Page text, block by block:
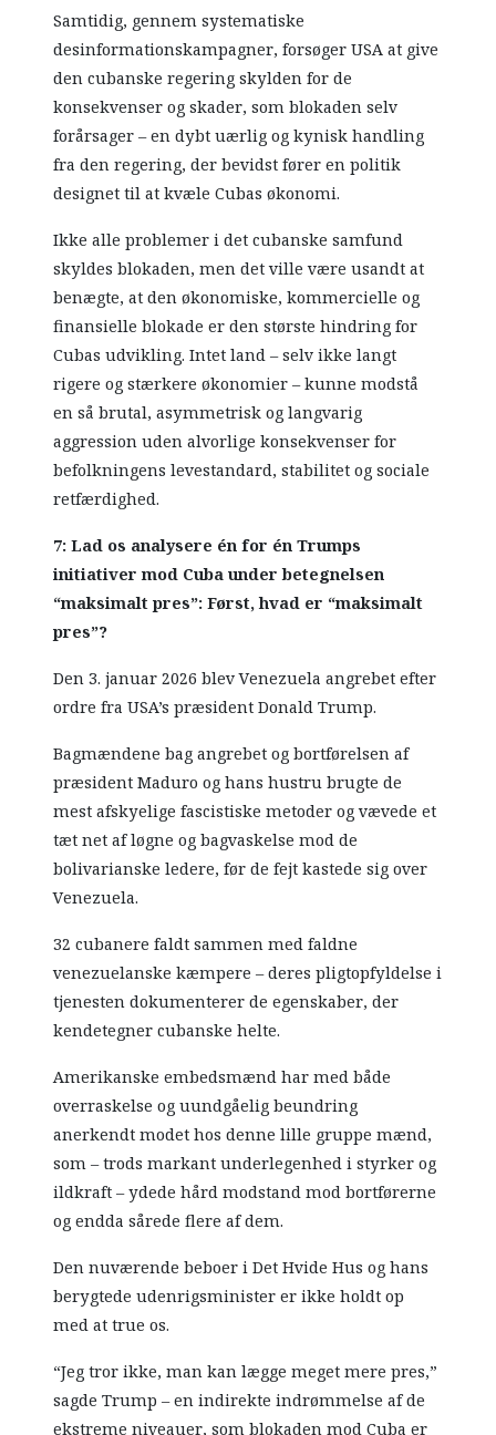
Samtidig, gennem systematiske
desinformationskampagner, forsøger USA at give
den cubanske regering skylden for de
konsekvenser og skader, som blokaden selv
forårsager – en dybt uærlig og kynisk handling
fra den regering, der bevidst fører en politik
designet til at kvæle Cubas økonomi.
Ikke alle problemer i det cubanske samfund
skyldes blokaden, men det ville være usandt at
benægte, at den økonomiske, kommercielle og
finansielle blokade er den største hindring for
Cubas udvikling. Intet land – selv ikke langt
rigere og stærkere økonomier – kunne modstå
en så brutal, asymmetrisk og langvarig
aggression uden alvorlige konsekvenser for
befolkningens levestandard, stabilitet og sociale
retfærdighed.
7: Lad os analysere én for én Trumps
initiativer mod Cuba under betegnelsen
“maksimalt pres”: Først, hvad er “maksimalt
pres”?
Den 3. januar 2026 blev Venezuela angrebet efter
ordre fra USA’s præsident Donald Trump.
Bagmændene bag angrebet og bortførelsen af
præsident Maduro og hans hustru brugte de
mest afskyelige fascistiske metoder og vævede et
tæt net af løgne og bagvaskelse mod de
bolivarianske ledere, før de fejt kastede sig over
Venezuela.
32 cubanere faldt sammen med faldne
venezuelanske kæmpere – deres pligtopfyldelse i
tjenesten dokumenterer de egenskaber, der
kendetegner cubanske helte.
Amerikanske embedsmænd har med både
overraskelse og uundgåelig beundring
anerkendt modet hos denne lille gruppe mænd,
som – trods markant underlegenhed i styrker og
ildkraft – ydede hård modstand mod bortførerne
og endda sårede flere af dem.
Den nuværende beboer i Det Hvide Hus og hans
berygtede udenrigsminister er ikke holdt op
med at true os.
“Jeg tror ikke, man kan lægge meget mere pres,”
sagde Trump – en indirekte indrømmelse af de
ekstreme niveauer, som blokaden mod Cuba er